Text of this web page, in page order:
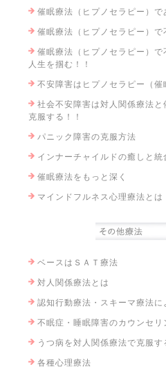
催眠療法（ヒプノセラピー）で
催眠療法（ヒプノセラピー）
催眠療法（ヒプノセラピー）
人生を掴む！！
不安障害はヒプノセラピー（催
社会不安障害は対人関係療法
克服する！！
パニック障害の克服方法
インナーチャイルドの癒しと統
催眠療法をもっと深く
マインドフルネス心理療法とは
ベースはＳＡＴ療法
対人関係療法とは
認知行動療法・スキーマ療法
不眠症・睡眠障害のカウンセリ
うつ病を対人関係療法で克服す
各種心理療法